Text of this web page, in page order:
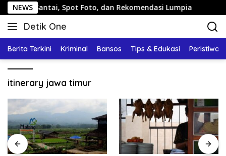
Langsung
ke
konten
NEWSSpot Foto, dan Rekomendasi Lumpia Panduan
Detik One
Tajam
Fakta
Berita Terkini Kriminal Bansos Tips & Edukasi Peristiwa
itinerary jawa timur